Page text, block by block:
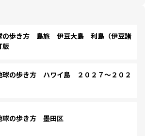
の歩き方 島旅 伊豆大島 利島（伊豆諸
の歩き方 ハワイ島 ２０２７～２０２
の歩き方 墨田区